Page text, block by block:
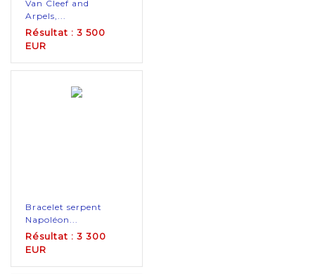
Van Cleef and
Arpels,...
Résultat : 3 500
EUR
Bracelet serpent
Napoléon...
Résultat : 3 300
EUR